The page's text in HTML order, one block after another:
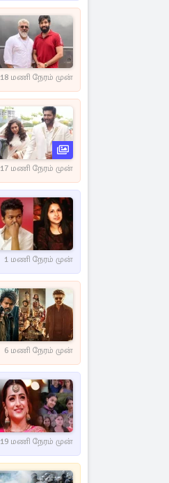
18 மணி நேரம் முன்
17 மணி நேரம் முன்
1 மணி நேரம் முன்
6 மணி நேரம் முன்
19 மணி நேரம் முன்